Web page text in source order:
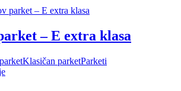
страници
има
варијанти.
Опције
бити
изабране
– E extra klasa
Klasičan parketParketi
Овај